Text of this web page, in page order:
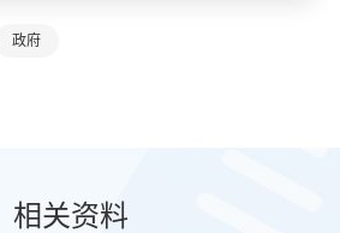
政府
相关资料